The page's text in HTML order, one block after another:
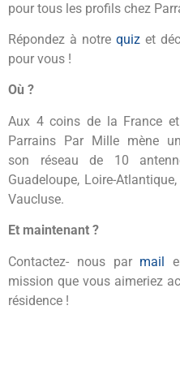
pour tous les profils chez
Répondez à notre quiz et
pour vous !
Où ?
Aux 4 coins de la France
Parrains Par Mille mène
son réseau de 10
Guadeloupe, Loire-
Vaucluse.
Et maintenant ?
Contactez- nous par mail
mission que vous aimeriez
résidence !